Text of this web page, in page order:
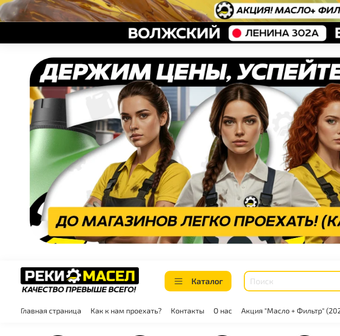
Каталог
Главная страница Как к нам проехать? Контакты О нас Акция "Масло + Фильтр"